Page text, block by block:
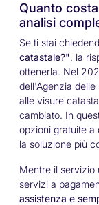
Quanto
analisi
Se ti stai
catastale?" , la
ottenerla. Nel
dell'Agenzia delle
alle visure
cambiato. In
opzioni gratuite a
la soluzione più
Mentre il servizio
servizi a
assistenza e